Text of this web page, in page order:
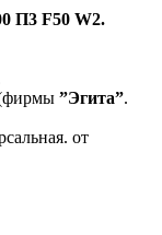
П3 F50 W2.
”Эгита”.
от